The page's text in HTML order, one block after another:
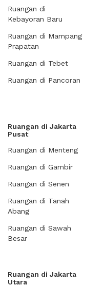
Ruangan di
Kebayoran Baru
Ruangan di Mampang
Prapatan
Ruangan di Tebet
Ruangan di Pancoran
Ruangan di Jakarta
Pusat
Ruangan di Menteng
Ruangan di Gambir
Ruangan di Senen
Ruangan di Tanah
Abang
Ruangan di Sawah
Besar
Ruangan di Jakarta
Utara